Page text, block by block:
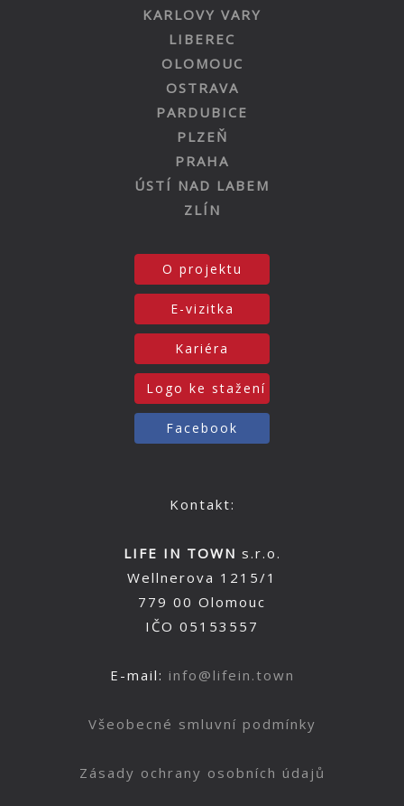
KARLOVY VARY
LIBEREC
OLOMOUC
OSTRAVA
PARDUBICE
PLZEŇ
PRAHA
ÚSTÍ NAD LABEM
ZLÍN
O projektu
E-vizitka
Kariéra
Logo ke stažení
Facebook
Kontakt:
LIFE IN TOWN s.r.o.
Wellnerova 1215/1
779 00 Olomouc
IČO 05153557
E-mail: info@lifein.town
Všeobecné smluvní podmínky
Zásady ochrany osobních údajů